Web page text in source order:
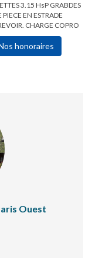
3.15 HsP GRABDES
EN ESTRADE
CHARGE COPRO
honoraires
Ouest